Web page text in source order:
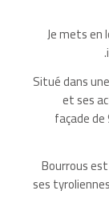
Je mets en
Situé dans
et ses
façade
Bourrous
ses